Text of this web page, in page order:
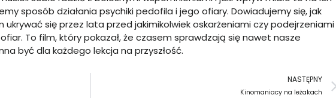
sposób działania psychiki pedofila i jego ofiary. Dowiadujemy się, jak
się przez lata przed jakimikolwiek oskarżeniami czy podejrzeniami
To film, który pokazał, że czasem sprawdzają się nawet nasze
być dla każdego lekcja na przyszłość.
NASTĘPNY
Kinomaniacy na leżakach